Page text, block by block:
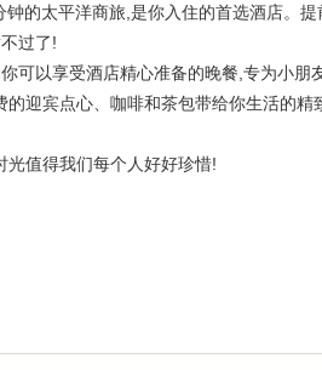
的太平洋商旅,是你入住的首选酒店。提
过了!
以享受酒店精心准备的晚餐,专为小朋
迎宾点心、咖啡和茶包带给你生活的精
值得我们每个人好好珍惜!